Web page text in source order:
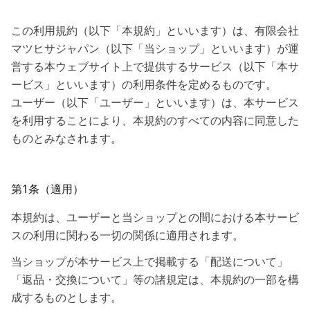
この利用規約（以下「本規約」といいます）は、有限会社
マツヒサジャパン（以下「当ショップ」といいます）が運
営する本ウェブサイト上で提供するサービス（以下「本サ
ービス」といいます）の利用条件を定めるものです。
ユーザー（以下「ユーザー」といいます）は、本サービス
を利用することにより、本規約のすべての内容に同意した
ものとみなされます。
第1条（適用）
本規約は、ユーザーと当ショップとの間における本サービ
スの利用に関わる一切の関係に適用されます。
当ショップが本サービス上で掲載する「配送について」
「返品・交換について」等の諸規定は、本規約の一部を構
成するものとします。